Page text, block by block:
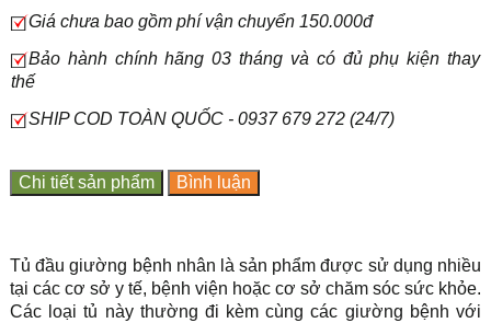
Giá chưa bao gồm phí vận chuyển 150.000đ
Bảo hành chính hãng 03 tháng và có đủ phụ kiện thay
thế
SHIP COD TOÀN QUỐC - 0937 679 272 (24/7)
Chi tiết sản phẩm Bình luận
Tủ đầu giường bệnh nhân là sản phẩm được sử dụng nhiều
tại các cơ sở y tế, bệnh viện hoặc cơ sở chăm sóc sức khỏe.
Các loại tủ này thường đi kèm cùng các giường bệnh với